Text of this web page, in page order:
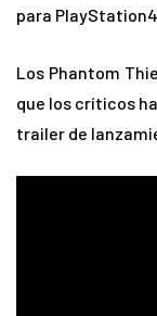
para
Los Phantom
que los críticos
trailer de